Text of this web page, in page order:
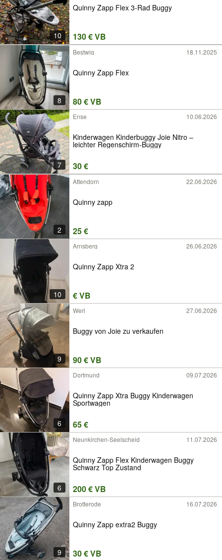
10
Quinny Zapp Flex 3-Rad Buggy
130 € VB
8
Bestwig 18.11.2025
Quinny Zapp Flex
80 € VB
7
Ense 10.06.2026
Kinderwagen Kinderbuggy Joie Nitro –
leichter Regenschirm-Buggy
30 €
2
Attendorn 22.06.2026
Quinny zapp
25 €
10
Arnsberg 26.06.2026
Quinny Zapp Xtra 2
€ VB
9
Werl 27.06.2026
Buggy von Joie zu verkaufen
90 € VB
6
Dortmund 09.07.2026
Quinny Zapp Xtra Buggy Kinderwagen
Sportwagen
65 €
6
Neunkirchen-Seelscheid 11.07.2026
Quinny Zapp Flex Kinderwagen Buggy
Schwarz Top Zustand
200 € VB
9
Brotterode 16.07.2026
Quinny Zapp extra2 Buggy
30 € VB